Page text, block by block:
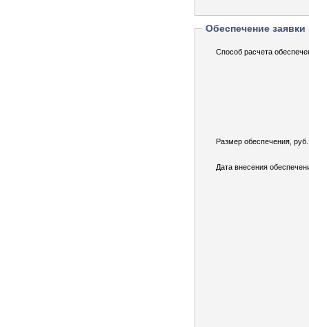
Обеспечение заявки
Способ расчета
Размер обеспечения,
Дата внесения